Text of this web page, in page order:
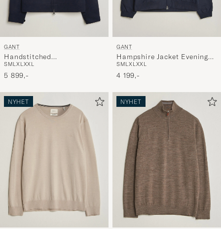
GANT
Handstitched
Wool/Cashmere Jacket
Evening Blue
SMLXLXXL
5 899,-
GANT
Hampshire Jacket Evening
Blue
SMLXLXXL
4 199,-
NYHET NYHET